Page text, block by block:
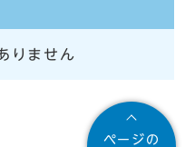
りません
ページの